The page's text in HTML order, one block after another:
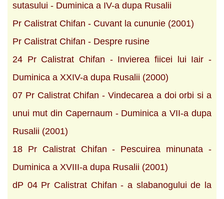
sutasului - Duminica a IV-a dupa Rusalii
Pr Calistrat Chifan - Cuvant la cununie (2001)
Pr Calistrat Chifan - Despre rusine
24 Pr Calistrat Chifan - Invierea fiicei lui Iair -
Duminica a XXIV-a dupa Rusalii (2000)
07 Pr Calistrat Chifan - Vindecarea a doi orbi si a
unui mut din Capernaum - Duminica a VII-a dupa
Rusalii (2001)
18 Pr Calistrat Chifan - Pescuirea minunata -
Duminica a XVIII-a dupa Rusalii (2001)
dP 04 Pr Calistrat Chifan - a slabanogului de la